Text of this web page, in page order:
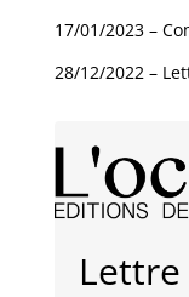
17/01/2023 –
28/12/2022 –